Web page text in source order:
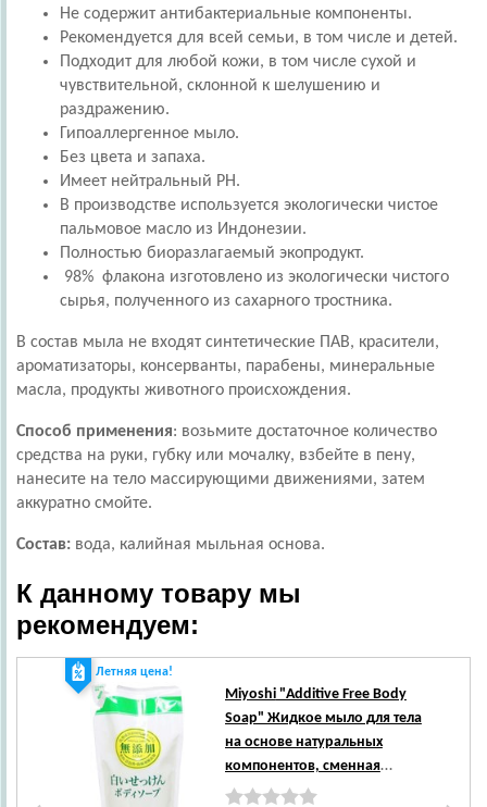
Не содержит антибактериальные компоненты.
Рекомендуется для всей семьи, в том числе и детей.
Подходит для любой кожи, в том числе сухой и
чувствительной, склонной к шелушению и
раздражению.
Гипоаллергенное мыло.
Без цвета и запаха.
Имеет нейтральный PH.
В производстве используется экологически чистое
пальмовое масло из Индонезии.
Полностью биоразлагаемый экопродукт.
98% флакона изготовлено из экологически чистого
сырья, полученного из сахарного тростника.
В состав мыла не входят синтетические ПАВ, красители,
ароматизаторы, консерванты, парабены, минеральные
масла, продукты животного происхождения.
Способ применения: возьмите достаточное количество
средства на руки, губку или мочалку, взбейте в пену,
нанесите на тело массирующими движениями, затем
аккуратно смойте.
Состав: вода, калийная мыльная основа.
К данному товару мы
рекомендуем:
Летняя цена!
Miyoshi"Additive Free Body
Soap" Жидкое мыло для тела
на основе натуральных
компонентов, сменная
упаковка, 350 мл.